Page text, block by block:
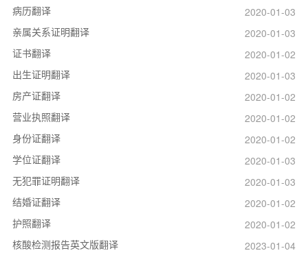
病历翻译
2020-01-03
亲属关系证明翻译
2020-01-03
证书翻译
2020-01-02
出生证明翻译
2020-01-03
房产证翻译
2020-01-02
营业执照翻译
2020-01-02
身份证翻译
2020-01-02
学位证翻译
2020-01-03
无犯罪证明翻译
2020-01-03
结婚证翻译
2020-01-02
护照翻译
2020-01-02
核酸检测报告英文版翻译
2023-01-04